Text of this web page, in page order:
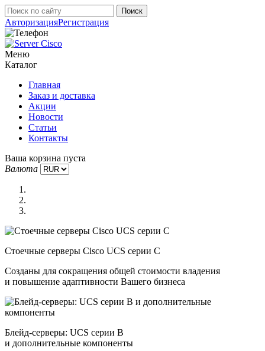
АвторизацияРегистрация
Меню
Каталог
Главная
Заказ и доставка
Акции
Новости
Статьи
Контакты
Ваша корзина пуста
Валюта
Стоечные серверы Cisco UCS серии C
Созданы для сокращения общей стоимости владения
и повышение адаптивности Вашего бизнеса
Блейд-серверы: UCS серии B
и дополнительные компоненты